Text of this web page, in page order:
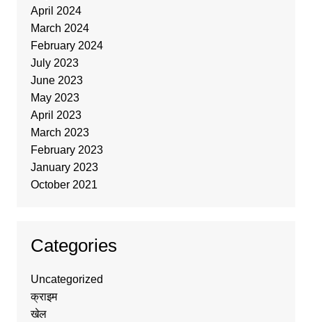
April 2024
March 2024
February 2024
July 2023
June 2023
May 2023
April 2023
March 2023
February 2023
January 2023
October 2021
Categories
Uncategorized
क्राइम
खेल